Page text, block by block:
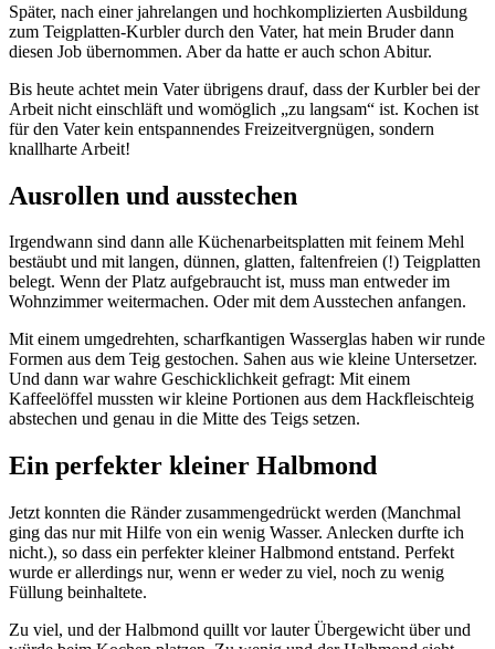
Später, nach einer jahrelangen und hochkomplizierten Ausbildung
zum Teigplatten-Kurbler durch den Vater, hat mein Bruder dann
diesen Job übernommen. Aber da hatte er auch schon Abitur.
Bis heute achtet mein Vater übrigens drauf, dass der Kurbler bei der
Arbeit nicht einschläft und womöglich „zu langsam“ ist. Kochen ist
für den Vater kein entspannendes Freizeitvergnügen, sondern
knallharte Arbeit!
Ausrollen und ausstechen
Irgendwann sind dann alle Küchenarbeitsplatten mit feinem Mehl
bestäubt und mit langen, dünnen, glatten, faltenfreien (!) Teigplatten
belegt. Wenn der Platz aufgebraucht ist, muss man entweder im
Wohnzimmer weitermachen. Oder mit dem Ausstechen anfangen.
Mit einem umgedrehten, scharfkantigen Wasserglas haben wir runde
Formen aus dem Teig gestochen. Sahen aus wie kleine Untersetzer.
Und dann war wahre Geschicklichkeit gefragt: Mit einem
Kaffeelöffel mussten wir kleine Portionen aus dem Hackfleischteig
abstechen und genau in die Mitte des Teigs setzen.
Ein perfekter kleiner Halbmond
Jetzt konnten die Ränder zusammengedrückt werden (Manchmal
ging das nur mit Hilfe von ein wenig Wasser. Anlecken durfte ich
nicht.), so dass ein perfekter kleiner Halbmond entstand. Perfekt
wurde er allerdings nur, wenn er weder zu viel, noch zu wenig
Füllung beinhaltete.
Zu viel, und der Halbmond quillt vor lauter Übergewicht über und